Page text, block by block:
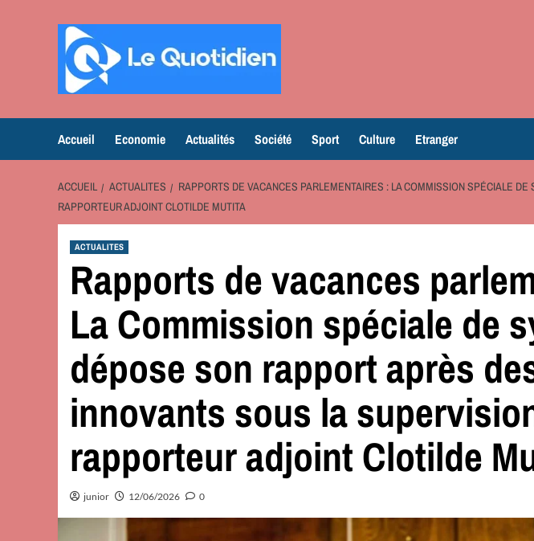
Accueil Economie Actualités Société Sport Culture Etranger
ACCUEIL ACTUALITES
RAPPORTS DE VACANCES PARLEMENTAIRES : LA COMMISSION SPÉCIALE
RAPPORTEUR ADJOINT CLOTILDE MUTITA
ACTUALITES
Rapports de vacances
La Commission spéciale de
dépose son rapport après
innovants sous la
rapporteur adjoint Clotilde
junior 12/06/2026 0